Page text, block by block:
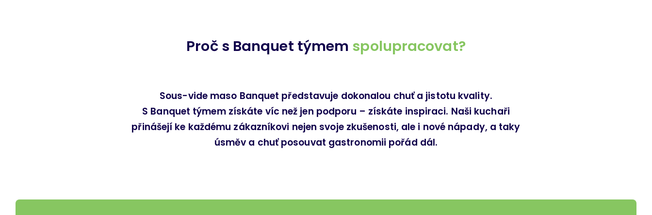
Proč s Banquet týmem spolupracovat?
Sous-vide maso Banquet představuje dokonalou chuť a jistotu kvality.
S Banquet týmem získáte víc než jen podporu – získáte inspiraci. Naši kuchaři
přinášejí ke každému zákazníkovi nejen svoje zkušenosti, ale i nové nápady, a taky
úsměv a chuť posouvat gastronomii pořád dál.